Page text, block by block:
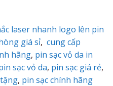
laser nhanh logo lên pin
giá sỉ, cung cấp
hãng, pin sạc vỏ da in
sạc vỏ da, pin sạc giá rẻ,
, pin sạc chính hãng